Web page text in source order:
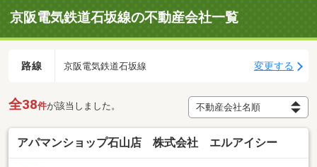
京阪電気鉄道石坂線の不動産会社一覧
路線 京阪電気鉄道石坂線 変更する
全38件が該当しました。
アパマンショップ石山店 株式会社 エルアイシー